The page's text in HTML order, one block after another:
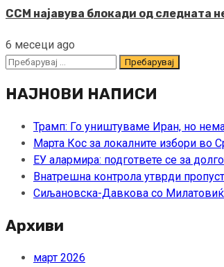
ССМ најавува блокади од следната
6 месеци ago
Пребарувај
НАЈНОВИ НАПИСИ
Трамп: Го уништуваме Иран, но
Марта Кос за локалните избори во
ЕУ алармира: подгответе се за
Внатрешна контрола утврди
Сиљановска-Давкова со
Архиви
март 2026